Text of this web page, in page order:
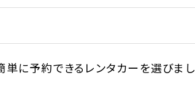
に予約できるレンタカーを選びまし